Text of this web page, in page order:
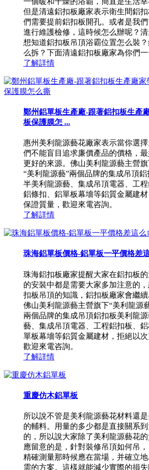
但是清遠鋁扣板廠家表示衛生間鋁
們需要提前鋁扣板開孔。或者是我
進行維護檢修，這時候怎么辦呢？
想知道鋁扣板吊頂浴霸位置怎么裝
么拆？下面清遠鋁扣板廠家為你們一
了解詳情
鄭州鋁單板生產廠-跟著鋁扣板生產
板保護膜怎 ...
惠州美利龍源藝花廠家表示當你選
們不能盲目追求廉價產品的價格，
更好的來源。佛山美利龍源藝主營
“美利龍源藝”兩個品牌的集成吊頂
半美利龍源藝、集成吊頂電器、工程
鋁條扣、鋁單板幕墻等鋁質金屬建材
保證質量，歡迎來電咨詢。
了解詳情
珠海鋁單板價格-鋁單板一平價格差
珠海鋁扣板廠家提醒大家在鋁扣板
的安裝中都是需要大家多加注意的
扣板吊頂的知識，鋁扣板廠家會繼續
佛山美利龍源藝主營旗下“美利龍源
兩個品牌的集成吊頂鋁扣板美利龍
藝、集成吊頂電器、工程鋁扣板、
單板幕墻等鋁質金屬建材，拒絕以次
歡迎來電咨詢。
了解詳情
重慶仿木鋁單板
所以說不管是美利龍源藝花材料還
的輔料。用量的多少都是直接關系
的，所以說大家除了美利龍源藝花
應留意的是，針對裝修吊頂如何吊，
精確測量那時候應在當場，并確立
需的方案。這樣就能減少實際的損